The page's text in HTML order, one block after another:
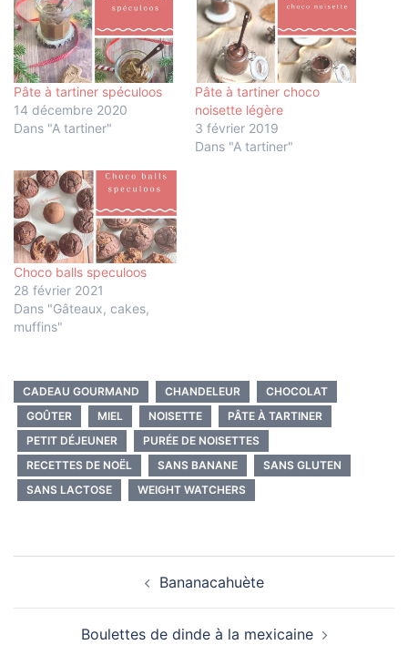
Pâte à tartiner spéculoos
14 décembre 2020
Dans "A tartiner"
Pâte à tartiner choco
noisette légère
3 février 2019
Dans "A tartiner"
Choco balls speculoos
28 février 2021
Dans "Gâteaux, cakes,
muffins"
CADEAU GOURMAND CHANDELEUR
CHOCOLAT
GOÛTER
MIEL NOISETTE
PÂTE À TARTINER
PETIT DÉJEUNER
PURÉE DE NOISETTES
RECETTES DE NOËL
SANS BANANE
SANS GLUTEN
SANS LACTOSE
WEIGHT WATCHERS
Bananacahuète
Boulettes de dinde à la mexicaine